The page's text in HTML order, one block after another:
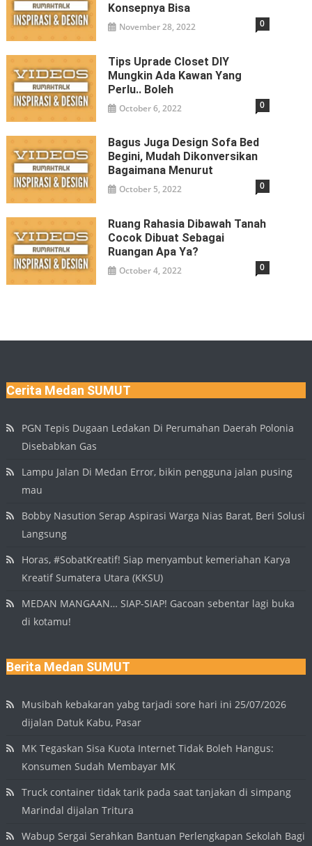
Konsepnya Bisa
November 28, 2022 0
Tips Uprade Closet DIY
Mungkin Ada Kawan Yang
Perlu.. Boleh
October 6, 2022 0
Bagus Juga Design Sofa Bed
Begini, Mudah Dikonversikan
Bagaimana Menurut
October 5, 2022 0
Ruang Rahasia Dibawah Tanah
Cocok Dibuat Sebagai
Ruangan Apa Ya?
October 4, 2022 0
Cerita Medan SUMUT
PGN Tepis Dugaan Ledakan Di Perumahan Daerah Polonia
Disebabkan Gas
Lampu Jalan Di Medan Error, bikin pengguna jalan pusing
mau
Bobby Nasution Serap Aspirasi Warga Nias Barat, Beri Solusi
Langsung
Horas, #SobatKreatif! Siap menyambut kemeriahan Karya
Kreatif Sumatera Utara (KKSU)
MEDAN MANGAAN… SIAP-SIAP! Gacoan sebentar lagi buka
di kotamu!
Berita Medan SUMUT
Musibah kebakaran yabg tarjadi sore hari ini 25/07/2026
dijalan Datuk Kabu, Pasar
MK Tegaskan Sisa Kuota Internet Tidak Boleh Hangus:
Konsumen Sudah Membayar MK
Truck container tidak tarik pada saat tanjakan di simpang
Marindal dijalan Tritura
Wabup Sergai Serahkan Bantuan Perlengkapan Sekolah Bagi